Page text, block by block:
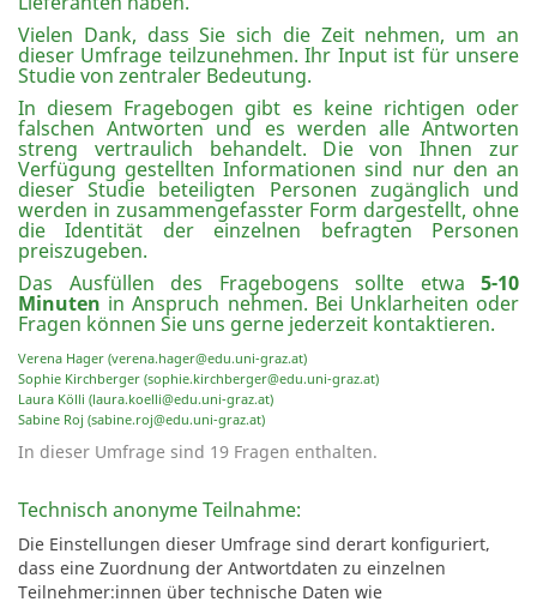
Vielen Dank, dass Sie sich die Zeit nehmen, um an
dieser Umfrage teilzunehmen. Ihr Input ist für unsere
Studie von zentraler Bedeutung.
In diesem Fragebogen gibt es keine richtigen oder
falschen Antworten und es werden alle Antworten
streng vertraulich behandelt. Die von Ihnen zur
Verfügung gestellten Informationen sind nur den an
dieser Studie beteiligten Personen zugänglich und
werden in zusammengefasster Form dargestellt, ohne
die Identität der einzelnen befragten Personen
preiszugeben.
Das Ausfüllen des Fragebogens sollte etwa 5-10
Minuten in Anspruch nehmen. Bei Unklarheiten oder
Fragen können Sie uns gerne jederzeit kontaktieren.
Verena Hager (verena.hager@edu.uni-graz.at)
Sophie Kirchberger (sophie.kirchberger@edu.uni-graz.at)
Laura Kölli (laura.koelli@edu.uni-graz.at)
Sabine Roj (sabine.roj@edu.uni-graz.at)
In dieser Umfrage sind 19 Fragen enthalten.
Technisch anonyme Teilnahme:
Die Einstellungen dieser Umfrage sind derart konfiguriert,
dass eine Zuordnung der Antwortdaten zu einzelnen
Teilnehmer:innen über technische Daten wie